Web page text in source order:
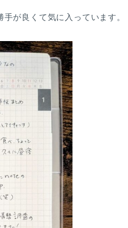
が良くて気に入っています。